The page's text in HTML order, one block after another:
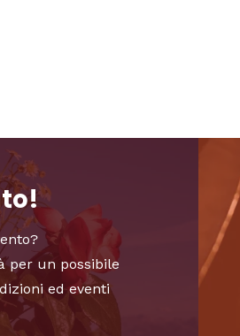
per un possibile
ed eventi